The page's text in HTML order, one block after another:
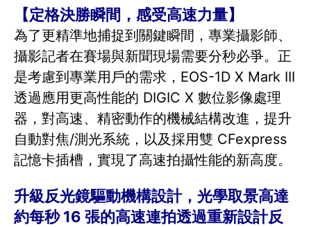
【定格決勝瞬間，感受高速力量】
為了更精準地捕捉到關鍵瞬間，專業攝影師、
攝影記者在賽場與新聞現場需要分秒必爭。正
是考慮到專業用戶的需求，EOS-1D X Mark III
透過應用更高性能的 DIGIC X 數位影像處理
器，對高速、精密動作的機械結構改進，提升
自動對焦/測光系統，以及採用雙 CFexpress
記憶卡插槽，實現了高速拍攝性能的新高度。
升級反光鏡驅動機構設計，光學取景高達
約每秒 16 張的高速連拍透過重新設計反